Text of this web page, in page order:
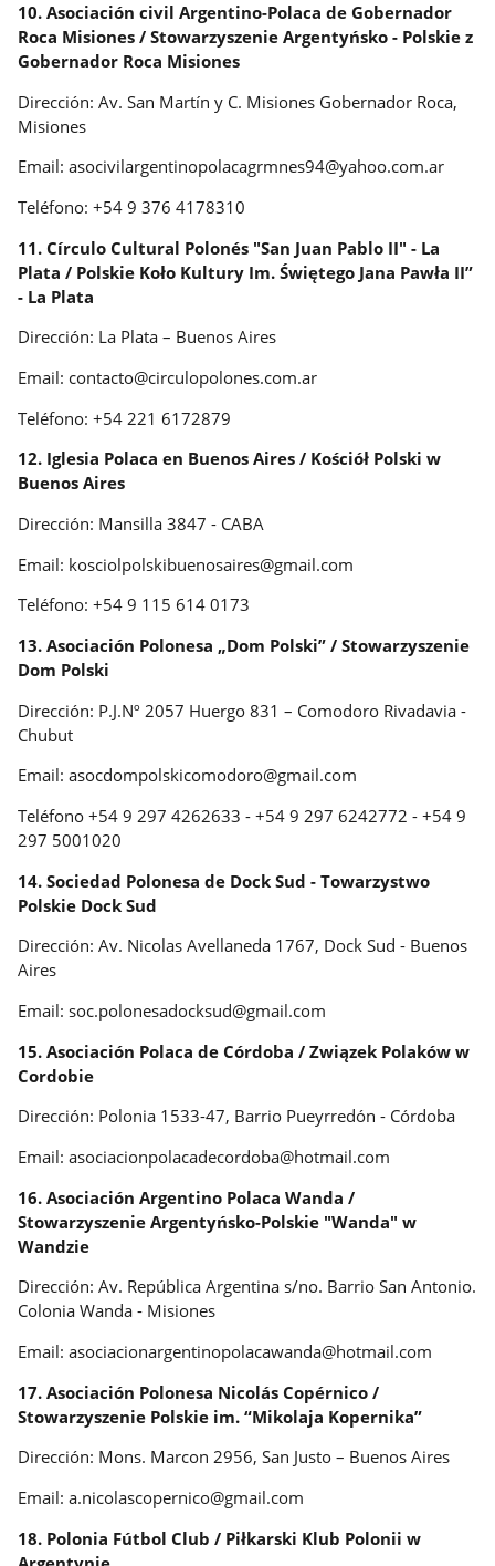
10. Asociación civil Argentino-Polaca de Gobernador
Roca Misiones / Stowarzyszenie Argentyńsko - Polskie z
Gobernador Roca Misiones
Dirección: Av. San Martín y C. Misiones Gobernador Roca,
Misiones
Email: asocivilargentinopolacagrmnes94@yahoo.com.ar
Teléfono: +54 9 376 4178310
11. Círculo Cultural Polonés "San Juan Pablo II" - La
Plata / Polskie Koło Kultury Im. Świętego Jana Pawła II”
- La Plata
Dirección: La Plata – Buenos Aires
Email: contacto@circulopolones.com.ar
Teléfono: +54 221 6172879
12. Iglesia Polaca en Buenos Aires / Kościół Polski w
Buenos Aires
Dirección: Mansilla 3847 - CABA
Email: kosciolpolskibuenosaires@gmail.com
Teléfono: +54 9 115 614 0173
13. Asociación Polonesa „Dom Polski” / Stowarzyszenie
Dom Polski
Dirección: P.J.Nº 2057 Huergo 831 – Comodoro Rivadavia -
Chubut
Email: asocdompolskicomodoro@gmail.com
Teléfono +54 9 297 4262633 - +54 9 297 6242772 - +54 9
297 5001020
14. Sociedad Polonesa de Dock Sud - Towarzystwo
Polskie Dock Sud
Dirección: Av. Nicolas Avellaneda 1767, Dock Sud - Buenos
Aires
Email: soc.polonesadocksud@gmail.com
15. Asociación Polaca de Córdoba / Związek Polaków w
Cordobie
Dirección: Polonia 1533-47, Barrio Pueyrredón - Córdoba
Email: asociacionpolacadecordoba@hotmail.com
16. Asociación Argentino Polaca Wanda /
Stowarzyszenie Argentyńsko-Polskie "Wanda" w
Wandzie
Dirección: Av. República Argentina s/no. Barrio San Antonio.
Colonia Wanda - Misiones
Email: asociacionargentinopolacawanda@hotmail.com
17. Asociación Polonesa Nicolás Copérnico /
Stowarzyszenie Polskie im. “Mikolaja Kopernika”
Dirección: Mons. Marcon 2956, San Justo – Buenos Aires
Email: a.nicolascopernico@gmail.com
18. Polonia Fútbol Club / Piłkarski Klub Polonii w